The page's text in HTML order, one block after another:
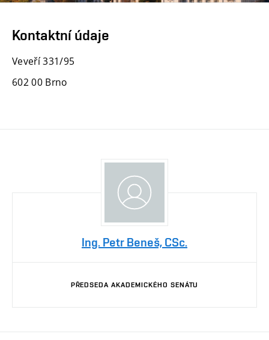
Kontaktní údaje
Veveří 331/95
602 00 Brno
Ing. Petr Beneš, CSc.
PŘEDSEDA AKADEMICKÉHO SENÁTU